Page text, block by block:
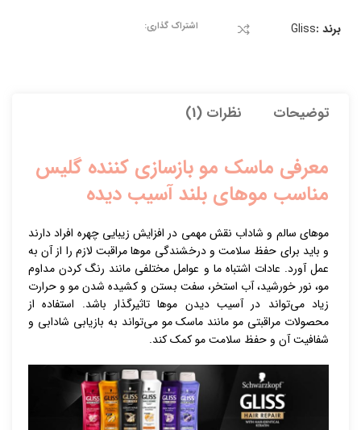
برند :Gliss اشتراک گذاری:
توضیحات نظرات (1)
معرفی ماسک مو بازسازی کننده گلیس
مناسب موهای بلند آسیب دیده
موهای سالم و شاداب نقش مهمی در افزایش زیبایی چهره افراد دارند
و باید برای حفظ سلامت و درخشندگی موها مراقبت لازم را از آن به
عمل آورد. عادات اشتباه ما و عوامل مختلفی مانند رنگ کردن مداوم
مو، نور خورشید، آب استخر، سفت بستن و کشیده شدن مو و حرارت
زیاد می‌تواند در آسیب دیدن موها تاثیرگذار باشد. استفاده از
محصولات مراقبتی مو مانند ماسک مو می‌تواند به بازیابی شادابی و
شفافیت آن و حفظ سلامت مو کمک کند.